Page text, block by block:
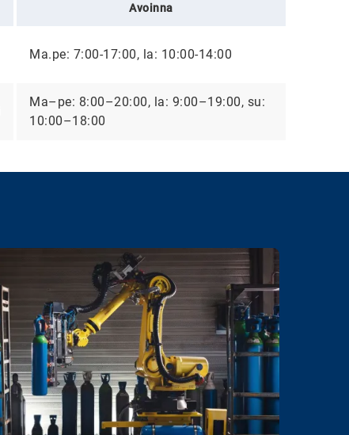
Avoinna
Ma.pe: 7:00-17:00, la: 10:00-14:00
Ma–pe: 8:00–20:00, la: 9:00–19:00, su:
10:00–18:00